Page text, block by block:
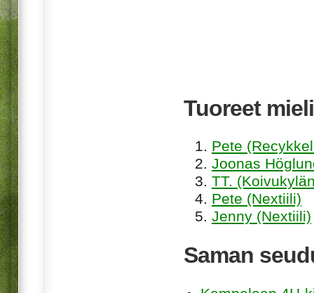
Tuoreet
Pete
Joonas
TT.
Pete (Nextiili)
Jenny (Nextiili)
Saman